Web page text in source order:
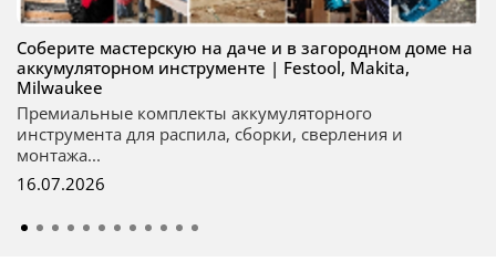
Соберите мастерскую на даче и в загородном доме на
аккумуляторном инструменте | Festool, Makita,
Milwaukee
Премиальные комплекты аккумуляторного
инструмента для распила, сборки, сверления и
монтажа...
16.07.2026